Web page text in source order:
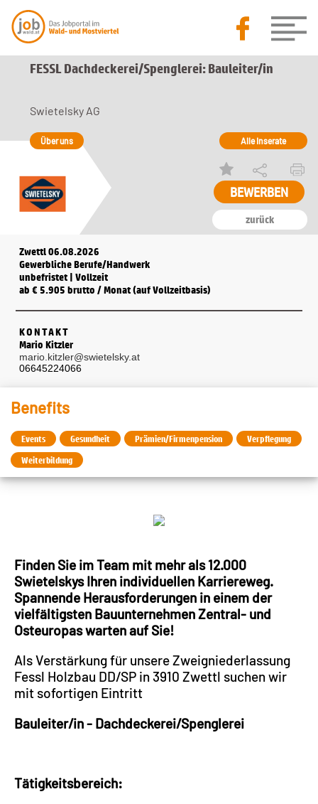
FESSL Dachdeckerei/Spenglerei: Bauleiter/in
zurück
Swietelsky AG
Über uns Alle Inserate
Zwettl 06.08.2026
Gewerbliche Berufe/Handwerk
unbefristet | Vollzeit
ab € 5.905 brutto / Monat (auf Vollzeitbasis)
KONTAKT
Mario Kitzler
mario.kitzler@swietelsky.at
06645224066
Benefits
Events Gesundheit Prämien/Firmenpension
Verpflegung
Weiterbildung
Finden Sie im Team mit mehr als 12.000
Swietelskys Ihren individuellen Karriereweg.
Spannende Herausforderungen in einem der
vielfältigsten Bauunternehmen Zentral- und
Osteuropas warten auf Sie!
Als Verstärkung für unsere Zweigniederlassung
Fessl Holzbau DD/SP in 3910 Zwettl suchen wir
mit sofortigen Eintritt
Bauleiter/in - Dachdeckerei/Spenglerei
Tätigkeitsbereich: